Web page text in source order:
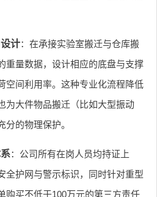
计：在承接实验室搬迁与仓库搬
重量数据，设计相应的底盘与支撑
空间利用率。这种专业化流程降低
为大件物品搬迁（比如大型振动
分的物理保护。
：公司所有在岗人员均持证上
全护网与警示标识，同时针对重型
购买不低于100万元的第三方责任